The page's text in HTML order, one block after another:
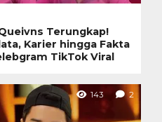
Terungkap!
Karier hingga Fakta
TikTok Viral
143 2